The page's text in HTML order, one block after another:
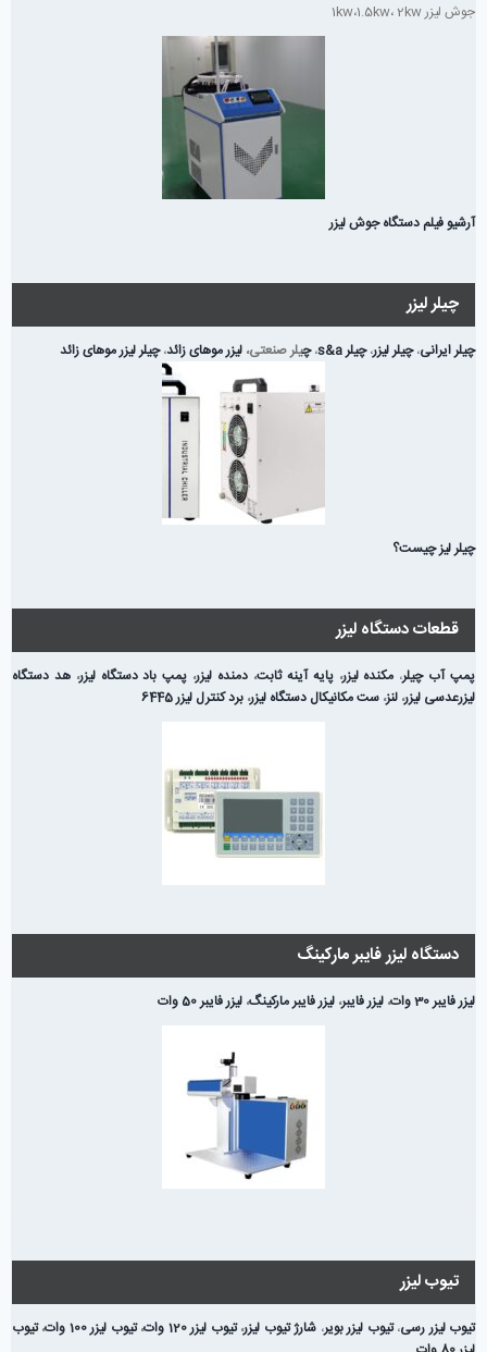
جوش لیزر 1kw،1.5kw، 2kw
آرشیو فیلم دستگاه جوش لیزر
چیلر لیزر
چیلر ایرانی،چیلر لیزر،چیلر s&a ،چیلر صنعتی، لیزر موهای زائد،چیلر لیزر موهای زائد
چیلر لیز چیست؟
قطعات دستگاه لیزر
پمپ آب چیلر، مکنده لیزر،پایه آینه ثابت، دمنده لیزر، پمپ باد دستگاه لیزر،هد دستگاه
لیزرعدسی لیزر، لنز، ست مکانیکال دستگاه لیزر، برد کنترل لیزر 6445
دستگاه لیزر فایبر مارکینگ
لیزر فایبر 30 وات ، لیزر فایبر، لیزر فایبر مارکینگ، لیزر فایبر 50 وات
تیوب لیزر
تیوب لیزر رسی،تیوب لیزر بویر، شارژ تیوب لیزر،تیوب لیزر 120 وات ،تیوب لیزر 100 وات ،تیوب